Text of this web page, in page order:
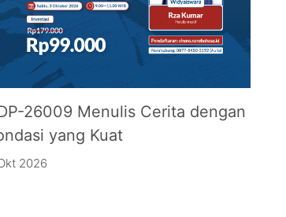
26009 Menulis Cerita dengan
yang Kuat
2026